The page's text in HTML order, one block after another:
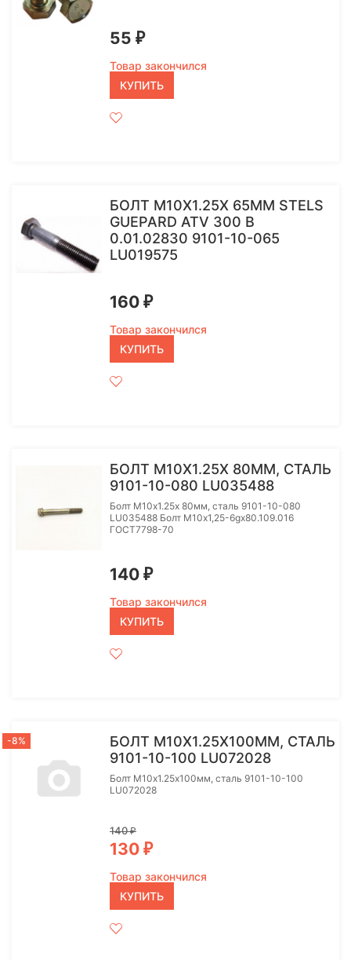
55 ₽
Товар закончился
КУПИТЬ
БОЛТ M10Х1.25Х 65ММ STELS
GUEPARD ATV 300 B
0.01.02830 9101-10-065
LU019575
160 ₽
Товар закончился
КУПИТЬ
БОЛТ M10Х1.25Х 80ММ, СТАЛЬ
9101-10-080 LU035488
Болт M10х1.25х 80мм, сталь 9101-10-080
LU035488 Болт М10х1,25-6gх80.109.016
ГОСТ7798-70
140 ₽
Товар закончился
КУПИТЬ
-8%
БОЛТ M10Х1.25Х100ММ, СТАЛЬ
9101-10-100 LU072028
Болт M10х1.25х100мм, сталь 9101-10-100
LU072028
140₽
130 ₽
Товар закончился
КУПИТЬ